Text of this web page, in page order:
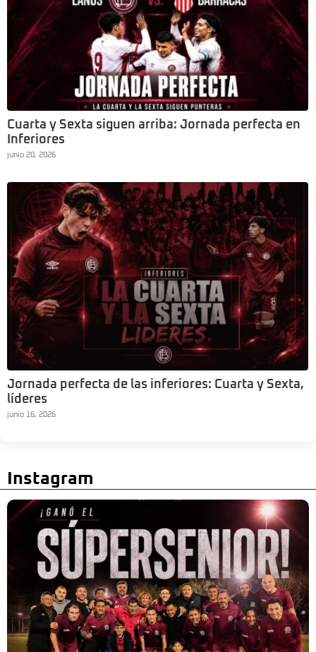
Cuarta y Sexta siguen arriba: Jornada perfecta en
Inferiores
junio 20, 2026
Jornada perfecta de las inferiores: Cuarta y Sexta,
líderes
junio 16, 2026
Instagram